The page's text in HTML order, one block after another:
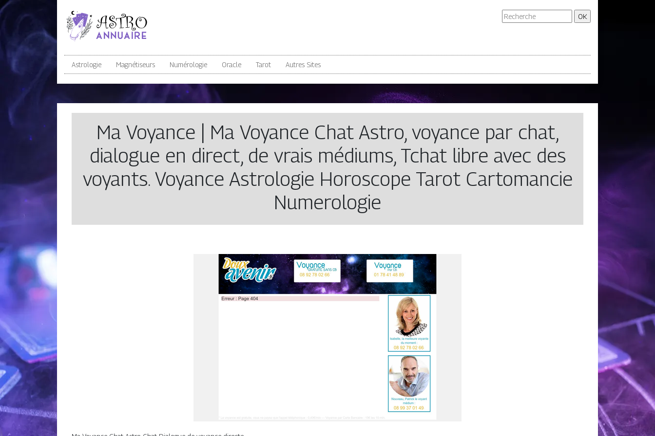
Astrologie Magnétiseurs Numérologie Oracle Tarot Autres Sites
Ma Voyance | Ma Voyance Chat Astro, voyance par chat,
dialogue en direct, de vrais médiums, Tchat libre avec des
voyants. Voyance Astrologie Horoscope Tarot Cartomancie
Numerologie